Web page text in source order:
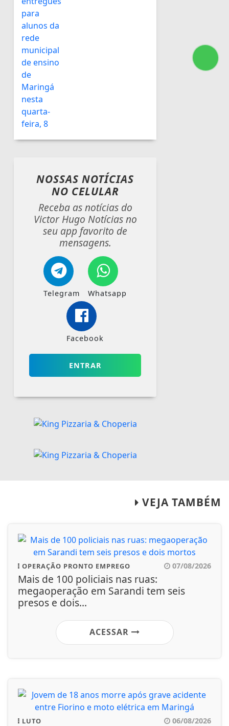
NOSSAS NOTÍCIAS
NO CELULAR
Receba as notícias do
Victor Hugo Notícias no
seu app favorito de
mensagens.
Telegram Whatsapp
Facebook
ENTRAR
VEJA TAMBÉM
OPERAÇÃO PRONTO EMPREGO 07/08/2026
Mais de 100 policiais nas ruas:
megaoperação em Sarandi tem seis
presos e dois...
ACESSAR
LUTO 06/08/2026